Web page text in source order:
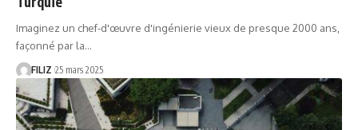
Imaginez un chef-d'œuvre d'ingénierie vieux de presque 2000 ans,
façonné par la…
FILIZ 25 mars 2025